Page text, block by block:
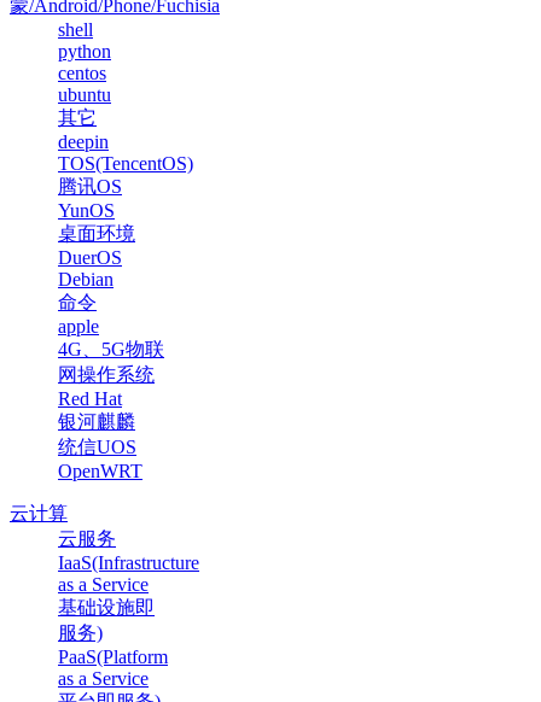
蒙/Android/Phone/Fuchisia
shell
python
centos
ubuntu
其它
deepin
TOS(TencentOS)
腾讯OS
YunOS
桌面环境
DuerOS
Debian
命令
apple
4G、5G物联
网操作系统
Red Hat
银河麒麟
统信UOS
OpenWRT
云计算
云服务
IaaS(Infrastructure
as a Service
基础设施即
服务)
PaaS(Platform
as a Service